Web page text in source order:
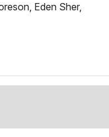
Eden Sher,